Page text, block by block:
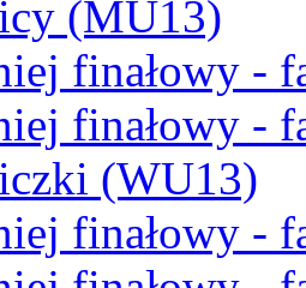
(MU13)
finałowy -
finałowy -
(WU13)
finałowy -